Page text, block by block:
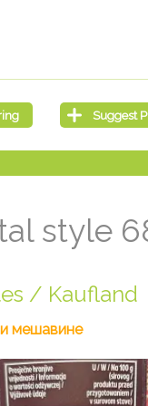
style
/ Kaufland
и мешавине